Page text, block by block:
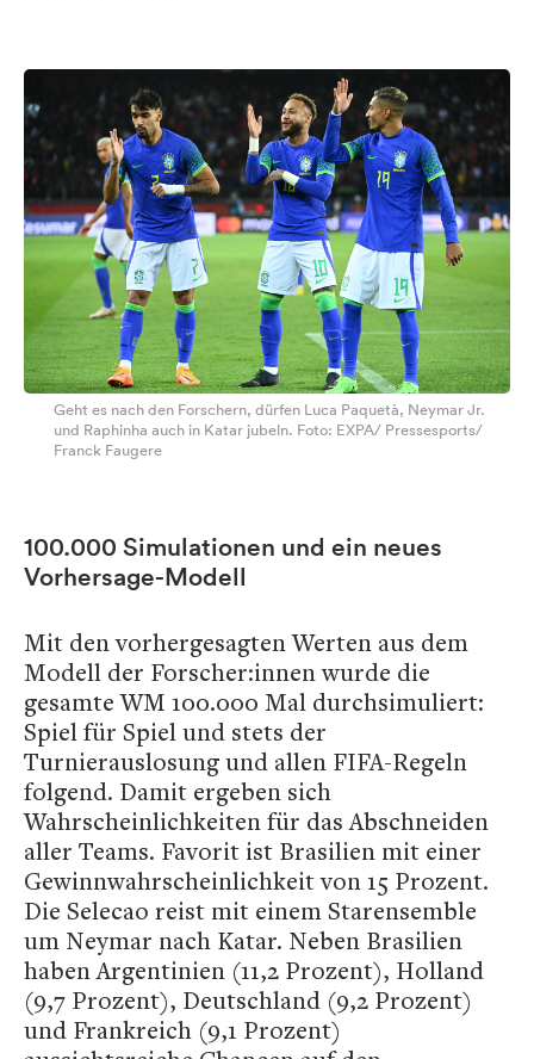
Geht es nach den Forschern, dürfen Luca Paquetà, Neymar Jr.
und Raphinha auch in Katar jubeln. Foto: EXPA/ Pressesports/
Franck Faugere
100.000 Simulationen und ein neues
Vorhersage-Modell
Mit den vorhergesagten Werten aus dem
Modell der Forscher:innen wurde die
gesamte WM 100.000 Mal durchsimuliert:
Spiel für Spiel und stets der
Turnierauslosung und allen FIFA-Regeln
folgend. Damit ergeben sich
Wahrscheinlichkeiten für das Abschneiden
aller Teams. Favorit ist Brasilien mit einer
Gewinnwahrscheinlichkeit von 15 Prozent.
Die Selecao reist mit einem Starensemble
um Neymar nach Katar. Neben Brasilien
haben Argentinien (11,2 Prozent), Holland
(9,7 Prozent), Deutschland (9,2 Prozent)
und Frankreich (9,1 Prozent)